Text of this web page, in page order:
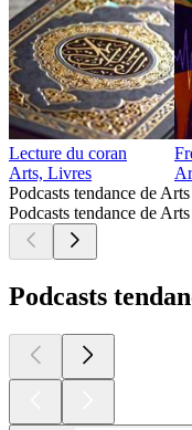
Lecture du coran
Arts, Livres
Podcasts tendance de Arts
Podcasts tendance de Arts
Podcasts